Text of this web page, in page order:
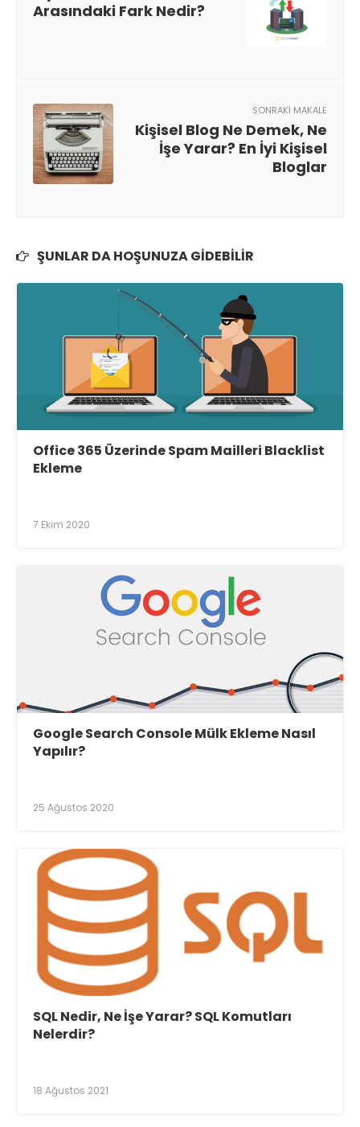
Arasındaki Fark Nedir?
SONRAKI MAKALE
Kişisel Blog Ne Demek, Ne
İşe Yarar? En İyi Kişisel
Bloglar
ŞUNLAR DA HOŞUNUZA GIDEBILIR
Office 365 Üzerinde Spam Mailleri Blacklist
Ekleme
7 Ekim 2020
Google Search Console Mülk Ekleme Nasıl
Yapılır?
25 Ağustos 2020
SQL Nedir, Ne İşe Yarar? SQL Komutları
Nelerdir?
18 Ağustos 2021